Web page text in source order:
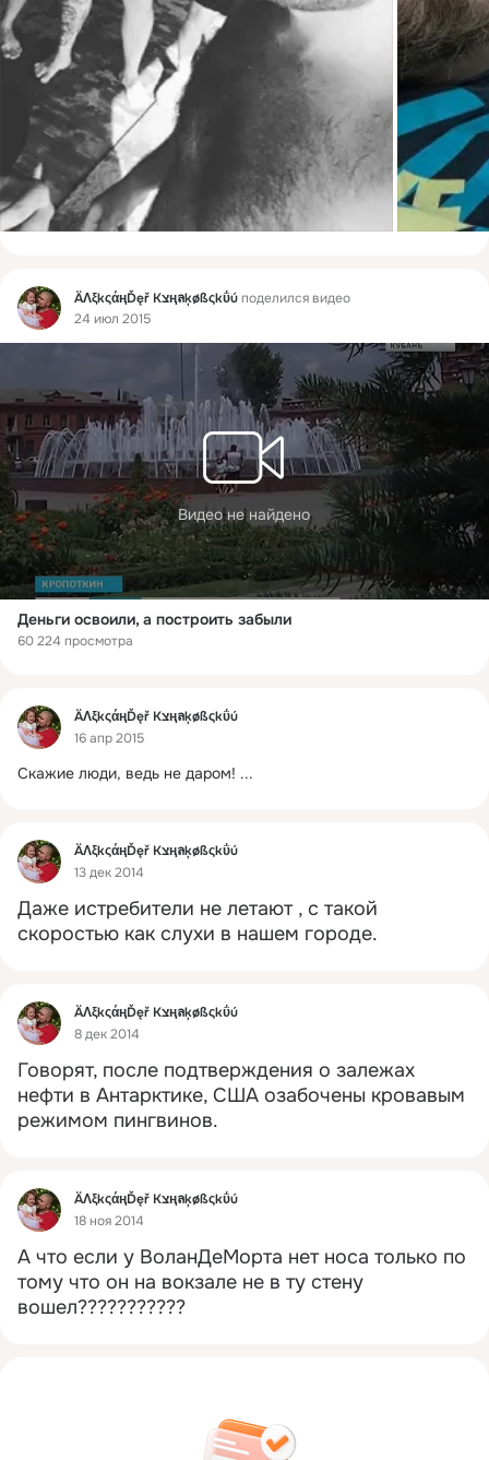
Фид ÄΛξkςάңĎęř Кצңลķøßςkΰúподелился видео
24 июл 2015
Видео не найдено
Деньги освоили, а построить забыли
60 224 просмотра
Фид
ÄΛξkςάңĎęř Кצңลķøßςkΰú
16 апр 2015
Скажие люди, ведь не даром! ...
Фид
ÄΛξkςάңĎęř Кצңลķøßςkΰú
13 дек 2014
Даже истребители не летают , с такой
скоростью как слухи в нашем городе.
Фид
ÄΛξkςάңĎęř Кצңลķøßςkΰú
8 дек 2014
Говорят, после подтверждения о залежах
нефти в Антарктике, США озабочены кровавым
режимом пингвинов.
Фид
ÄΛξkςάңĎęř Кצңลķøßςkΰú
18 ноя 2014
А что если у ВоланДеМорта нет носа только по
тому что он на вокзале не в ту стену
вошел???????????